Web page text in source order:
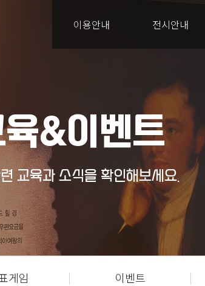
이용안내 전시안내
&이벤트
교육과 소식을 확인해보세요.
게임 이벤트